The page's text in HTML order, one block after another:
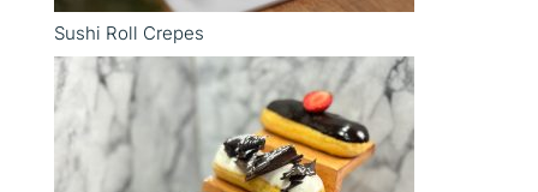
Sushi Roll Crepes